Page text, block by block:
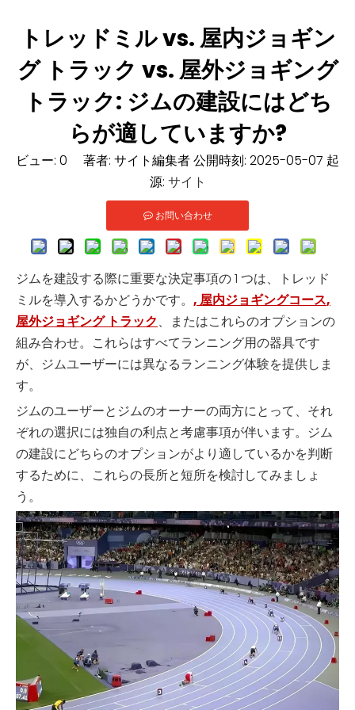
トレッドミル vs. 屋内ジョギン
グ トラック vs. 屋外ジョギング
トラック: ジムの建設にはどち
らが適していますか?
ビュー: 0 著者: サイト編集者 公開時刻: 2025-05-07 起
源: サイト
お問い合わせ
ジムを建設する際に重要な決定事項の 1 つは、トレッド
ミルを導入するかどうかです。 ,屋内ジョギングコース,
屋外ジョギング トラック、またはこれらのオプションの
組み合わせ。これらはすべてランニング用の器具です
が、ジムユーザーには異なるランニング体験を提供しま
す。
ジムのユーザーとジムのオーナーの両方にとって、それ
ぞれの選択には独自の利点と考慮事項が伴います。ジム
の建設にどちらのオプションがより適しているかを判断
するために、これらの長所と短所を検討してみましょ
う。